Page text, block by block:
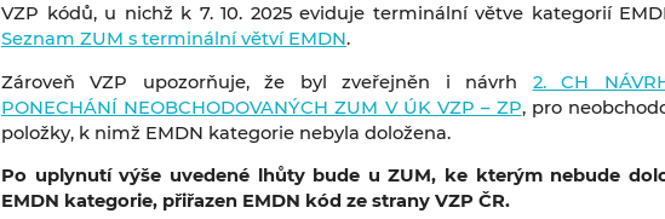
VZP kódů, u nichž k 7. 10. 2025 eviduje terminální větve kategorií
Seznam ZUM s terminální větví EMDN.
Zároveň VZP upozorňuje, že byl zveřejněn i návrh 2. CH
PONECHÁNÍ NEOBCHODOVANÝCH ZUM V ÚK VZP – ZP, pro
položky, k nimž EMDN kategorie nebyla doložena.
Po uplynutí výše uvedené lhůty bude u ZUM, ke kterým nebude
EMDN kategorie, přiřazen EMDN kód ze strany VZP ČR.